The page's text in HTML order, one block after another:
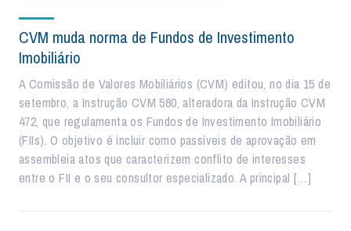
CVM muda norma de Fundos de Investimento
Imobiliário
A Comissão de Valores Mobiliários (CVM) editou, no dia 15 de
setembro, a Instrução CVM 580, alteradora da Instrução CVM
472, que regulamenta os Fundos de Investimento Imobiliário
(FIIs). O objetivo é incluir como passíveis de aprovação em
assembleia atos que caracterizem conflito de interesses
entre o FII e o seu consultor especializado. A principal […]